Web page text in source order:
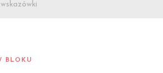
BLOKU